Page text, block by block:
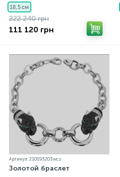
18,5 см
222 240 грн
111 120 грн
Артикул: 210193203wcz
Золотой браслет